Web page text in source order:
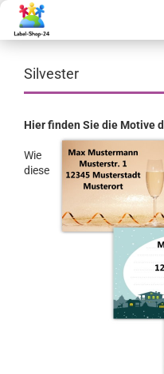
Silvester
Hier finden Sie die Motive
Wie
diese